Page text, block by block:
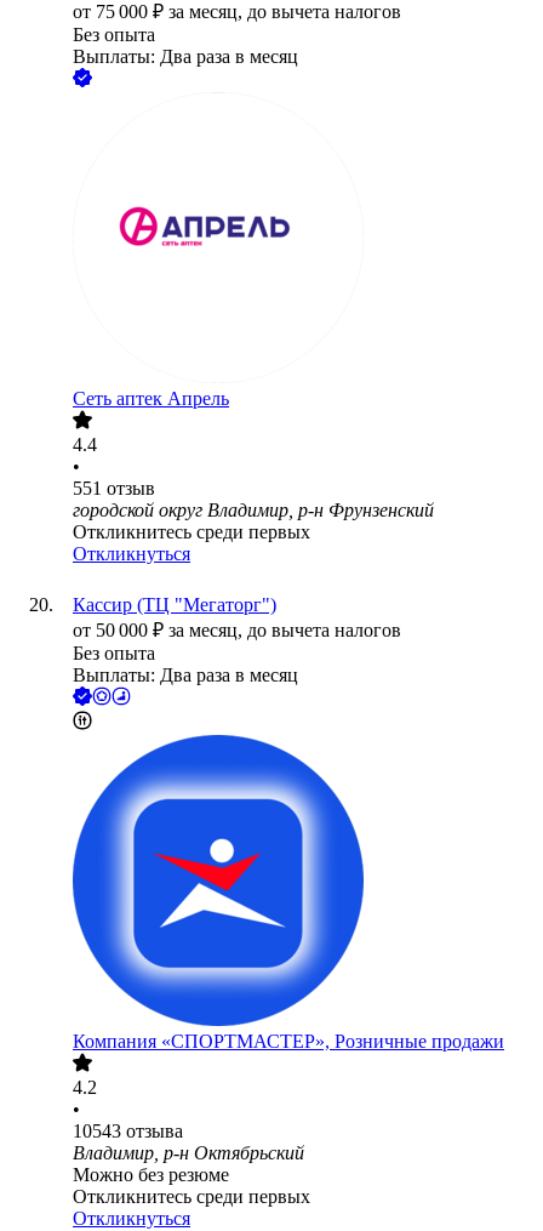
от 75 000 ₽ за месяц, до вычета налогов
Без опыта
Выплаты: Два раза в месяц
Сеть аптек Апрель
4.4
•
551 отзыв
городской округ Владимир, р-н Фрунзенский
Откликнитесь среди первых
Откликнуться
Кассир (ТЦ "Мегаторг")
от 50 000 ₽ за месяц, до вычета налогов
Без опыта
Выплаты: Два раза в месяц
Компания «СПОРТМАСТЕР», Розничные продажи
4.2
•
10543 отзыва
Владимир, р-н Октябрьский
Можно без резюме
Откликнитесь среди первых
Откликнуться